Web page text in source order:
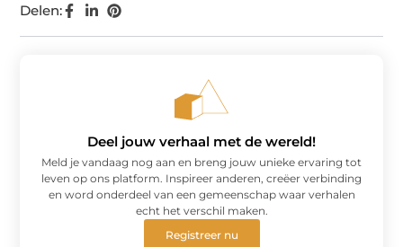
Delen:
Deel jouw verhaal met de wereld!
Meld je vandaag nog aan en breng jouw unieke ervaring tot
leven op ons platform. Inspireer anderen, creëer verbinding
en word onderdeel van een gemeenschap waar verhalen
echt het verschil maken.
Registreer nu